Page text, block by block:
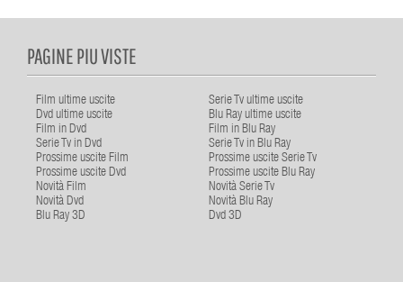
PAGINE PIU VISTE
Film ultime uscite
Serie Tv ultime uscite
Dvd ultime uscite
Blu Ray ultime uscite
Film in Dvd
Film in Blu Ray
Serie Tv in Dvd
Serie Tv in Blu Ray
Prossime uscite Film
Prossime uscite Serie Tv
Prossime uscite Dvd
Prossime uscite Blu Ray
Novità Film
Novità Serie Tv
Novità Dvd
Novità Blu Ray
Blu Ray 3D
Dvd 3D